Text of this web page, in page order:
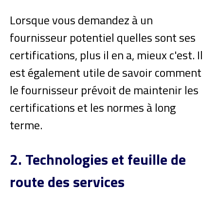
Lorsque vous demandez à un
fournisseur potentiel quelles sont ses
certifications, plus il en a, mieux c'est. Il
est également utile de savoir comment
le fournisseur prévoit de maintenir les
certifications et les normes à long
terme.
2. Technologies et feuille de
route des services